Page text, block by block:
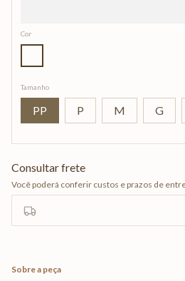
Cor
Tamanho
PP P M G
Sobre a peça